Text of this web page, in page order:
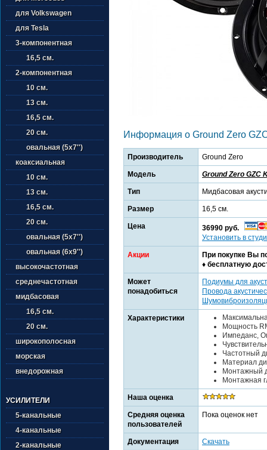
для Volkswagen
для Tesla
3-компонентная
16,5 см.
2-компонентная
10 см.
13 см.
16,5 см.
20 см.
овальная (5х7'')
коаксиальная
10 см.
13 см.
16,5 см.
20 см.
овальная (5х7'')
овальная (6х9'')
высокочастотная
среднечастотная
мидбасовая
16,5 см.
20 см.
широкополосная
морская
внедорожная
УСИЛИТЕЛИ
5-канальные
4-канальные
2-канальные
Информация о Ground Zero
Производитель Ground Zero
Модель Ground Zero GZC
Тип Мидбасовая
Размер 16,5 см.
Цена
36990 руб.
Установить в
Акции
При покупке Вы
♦ бесплатную
Может
понадобиться
Подиумы для
Провода
Характеристики
Мощность
Импеданс,
Частотный
Материал
Монтажный
Монтажная
Наша оценка
Средняя оценка
пользователей
Пока оценок нет
Документация Скачать